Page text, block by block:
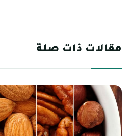
مقالات ذات صلة